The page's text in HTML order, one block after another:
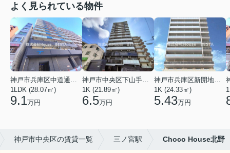
よく見られている物件
1LDK (28.07㎡)
9.1万円
1K (21.89㎡)
6.5万円
1K (24.33㎡)
5.43万円
神戸市中央区の賃貸一覧 三ノ宮駅 Choco House北野